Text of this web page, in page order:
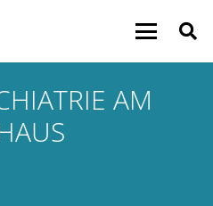
AM